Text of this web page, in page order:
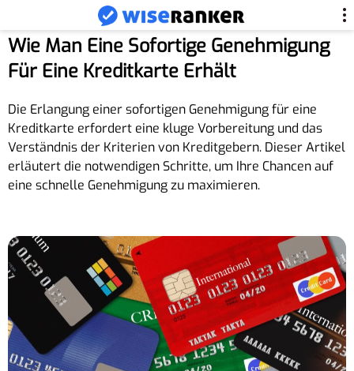
Wie Man Eine Sofortige Genehmigung
Für Eine Kreditkarte Erhält
Die Erlangung einer sofortigen Genehmigung für eine
Kreditkarte erfordert eine kluge Vorbereitung und das
Verständnis der Kriterien von Kreditgebern. Dieser Artikel
erläutert die notwendigen Schritte, um Ihre Chancen auf
eine schnelle Genehmigung zu maximieren.